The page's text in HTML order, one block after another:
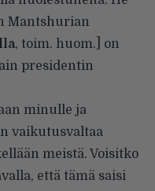
Mantshurian
, toim. huom.] on
presidentin
minulle ja
vaikutusvaltaa
meistä. Voisitko
että tämä saisi